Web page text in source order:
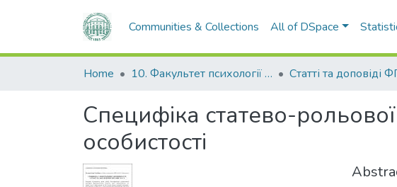
Communities & Collections All of DSpace
Home 10. Факультет психології та соціальної роботи Статті та доповіді
Специфіка статево-рольової
особистості